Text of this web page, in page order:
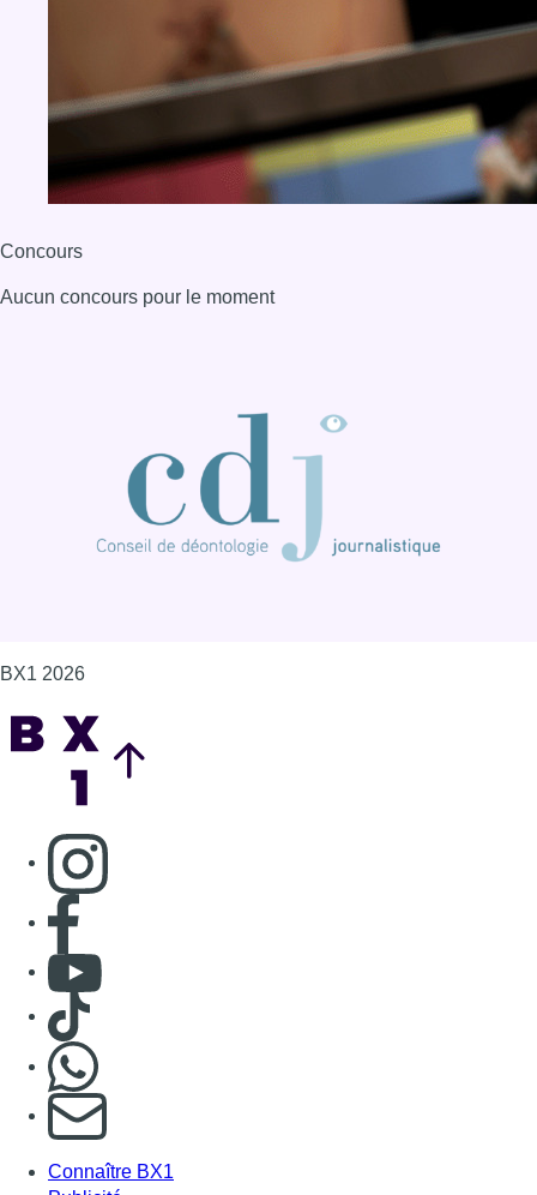
Concours
Aucun concours pour le moment
BX1 2026
Consulter page Instagram
Consulter page Facebook
Consulter Youtube
Consulter TikTok
S'abonner à notre newsletter
Connaître BX1